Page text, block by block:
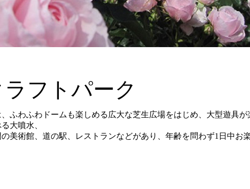
フトパーク
ふわふわドームも楽しめる広大な芝生広場をはじめ、大型遊具が
大噴水、
美術館、道の駅、レストランなどがあり、年齢を問わず1日中お